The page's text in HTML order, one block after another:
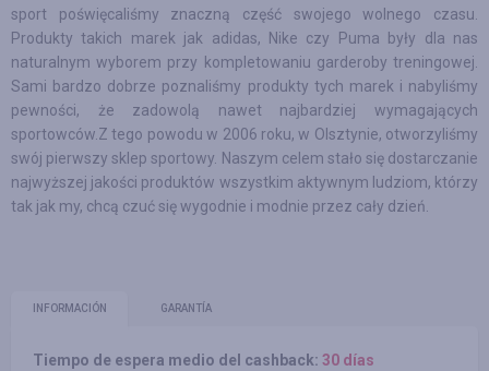
sport poświęcaliśmy znaczną część swojego wolnego czasu.
Produkty takich marek jak adidas, Nike czy Puma były dla nas
naturalnym wyborem przy kompletowaniu garderoby treningowej.
Sami bardzo dobrze poznaliśmy produkty tych marek i nabyliśmy
pewności, że zadowolą nawet najbardziej wymagających
sportowców.Z tego powodu w 2006 roku, w Olsztynie, otworzyliśmy
swój pierwszy sklep sportowy. Naszym celem stało się dostarczanie
najwyższej jakości produktów wszystkim aktywnym ludziom, którzy
tak jak my, chcą czuć się wygodnie i modnie przez cały dzień.
INFORMACIÓN GARANTÍA
Tiempo de espera medio del cashback: 30 días